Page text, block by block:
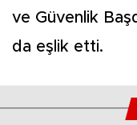
ve Güvenlik
da eşlik etti.